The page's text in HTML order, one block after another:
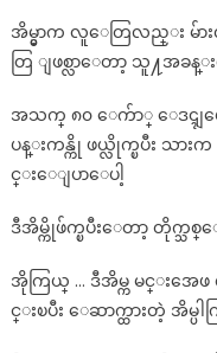
အိမ္မွာက လူေတြလည္း မ်
တြ ျဖစ္လာေတာ့ သူ႔အခ
အသက္ ၈၀ ေက်ာ္ ေဒၚျ
ပန္းကန္ကို ဖယ္လိုက္ၿပီး သား
င္းေျပာေပါ့
ဒီအိမ္ကိုဖ်က္ၿပီးေတာ့ တိုက္သစ္ေ
အိုကြယ္ … ဒီအိမ္က မင္းအေ
င္းၿပီး ေဆာက္ထားတဲ့ အိမ္ပါ